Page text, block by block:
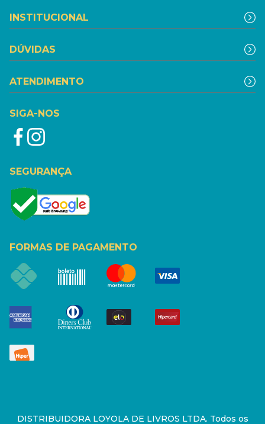
INSTITUCIONAL
DÚVIDAS
ATENDIMENTO
SIGA-NOS
SEGURANÇA
FORMAS DE PAGAMENTO
DISTRIBUIDORA LOYOLA DE LIVROS LTDA. Todos os